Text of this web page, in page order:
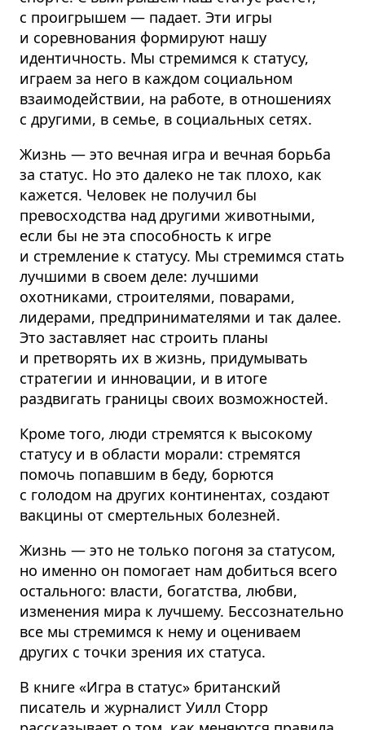
с проигрышем — падает. Эти игры
и соревнования формируют нашу
идентичность. Мы стремимся к статусу,
играем за него в каждом социальном
взаимодействии, на работе, в отношениях
с другими, в семье, в социальных сетях.
Жизнь — это вечная игра и вечная борьба
за статус. Но это далеко не так плохо, как
кажется. Человек не получил бы
превосходства над другими животными,
если бы не эта способность к игре
и стремление к статусу. Мы стремимся стать
лучшими в своем деле: лучшими
охотниками, строителями, поварами,
лидерами, предпринимателями и так далее.
Это заставляет нас строить планы
и претворять их в жизнь, придумывать
стратегии и инновации, и в итоге
раздвигать границы своих возможностей.
Кроме того, люди стремятся к высокому
статусу и в области морали: стремятся
помочь попавшим в беду, борются
с голодом на других континентах, создают
вакцины от смертельных болезней.
Жизнь — это не только погоня за статусом,
но именно он помогает нам добиться всего
остального: власти, богатства, любви,
изменения мира к лучшему. Бессознательно
все мы стремимся к нему и оцениваем
других с точки зрения их статуса.
В книге «Игра в статус» британский
писатель и журналист Уилл Сторр